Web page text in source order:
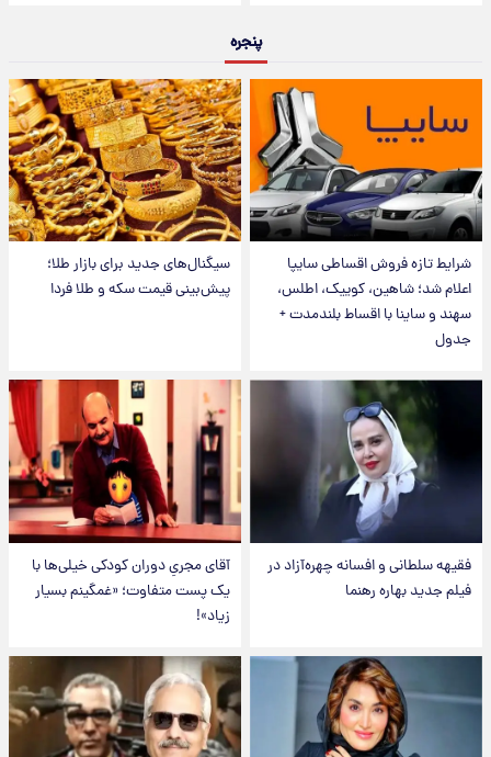
پنجره
شرایط تازه فروش اقساطی سایپا
اعلام شد؛ شاهین، کوییک، اطلس،
سهند و ساینا با اقساط بلندمدت +
جدول
سیگنال‌های جدید برای بازار طلا؛
پیش‌بینی قیمت سکه و طلا فردا
فقیهه سلطانی و افسانه چهره‌آزاد در
فیلم جدید بهاره رهنما
آقای مجریِ دوران کودکی خیلی‌ها با
یک پست متفاوت؛ «غمگینم بسیار
زیاد»!